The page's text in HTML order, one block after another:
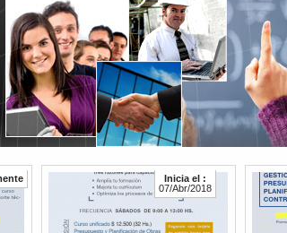
Inicia el :
07/Abr/2018